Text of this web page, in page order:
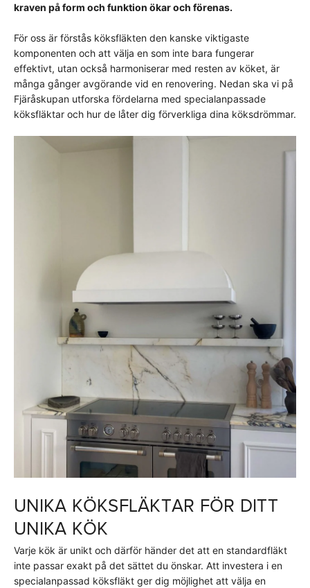
kraven på form och funktion ökar och förenas.
För oss är förstås köksfläkten den kanske viktigaste
komponenten och att välja en som inte bara fungerar
effektivt, utan också harmoniserar med resten av köket, är
många gånger avgörande vid en renovering. Nedan ska vi på
Fjäråskupan utforska fördelarna med specialanpassade
köksfläktar och hur de låter dig förverkliga dina köksdrömmar.
UNIKA KÖKSFLÄKTAR FÖR DITT
UNIKA KÖK
Varje kök är unikt och därför händer det att en standardfläkt
inte passar exakt på det sättet du önskar. Att investera i en
specialanpassad köksfläkt ger dig möjlighet att välja en